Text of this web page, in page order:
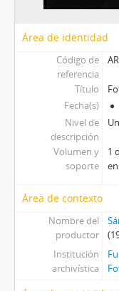
Área de identidad
Código de
referencia
Título
Fecha(s)
Nivel de
descripción
Volumen y
soporte
1
Área de contexto
Nombre del
productor
Institución
archivística